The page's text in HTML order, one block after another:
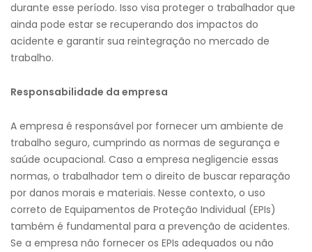
durante esse período. Isso visa proteger o trabalhador que
ainda pode estar se recuperando dos impactos do
acidente e garantir sua reintegração no mercado de
trabalho.
Responsabilidade da empresa
A empresa é responsável por fornecer um ambiente de
trabalho seguro, cumprindo as normas de segurança e
saúde ocupacional. Caso a empresa negligencie essas
normas, o trabalhador tem o direito de buscar reparação
por danos morais e materiais. Nesse contexto, o uso
correto de Equipamentos de Proteção Individual (EPIs)
também é fundamental para a prevenção de acidentes.
Se a empresa não fornecer os EPIs adequados ou não